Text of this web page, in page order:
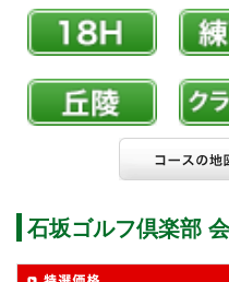
石坂ゴルフ倶楽部